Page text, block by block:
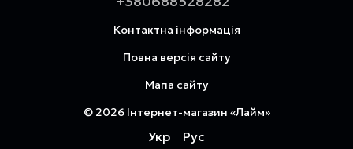
Контактна інформація
Повна версія сайту
Мапа сайту
© 2026 Інтернет-магазин «Лайм»
Укр Рус